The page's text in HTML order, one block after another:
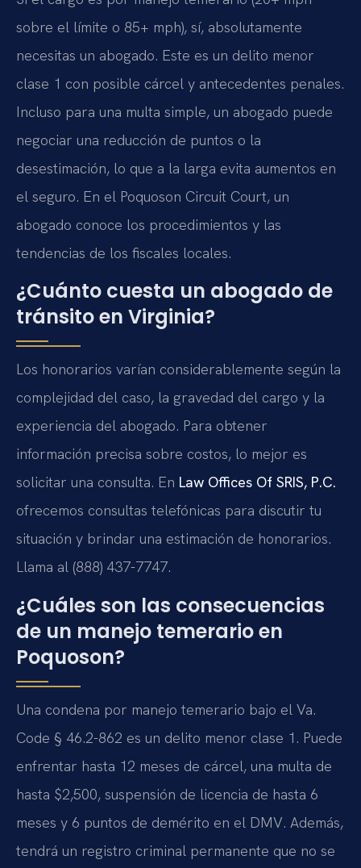
sobre el límite o 85+ mph), sí, absolutamente
necesitas un abogado. Este es un delito menor
clase 1 con posible cárcel y antecedentes penales.
Incluso para una multa simple, un abogado puede
negociar una reducción de puntos o la
desestimación, lo que a la larga evita aumentos en
el seguro. En el Poquoson Circuit Court, un
abogado conoce los procedimientos y las
tendencias de los fiscales locales.
¿Cuánto cuesta un abogado de
tránsito en Virginia?
Los honorarios varían considerablemente según la
complejidad del caso, la gravedad del cargo y la
experiencia del abogado. Para obtener
información precisa sobre costos, lo mejor es
solicitar una consulta. En Law Offices Of SRIS, P.C.
ofrecemos consultas telefónicas para discutir tu
situación y brindar una estimación de honorarios.
Llama al (888) 437-7747.
¿Cuáles son las consecuencias
de un manejo temerario en
Poquoson?
Una condena por manejo temerario bajo el Va.
Code § 46.2-862 es un delito menor clase 1. Puede
enfrentar hasta 12 meses de cárcel, una multa de
hasta $2,500, suspensión de licencia de hasta 6
meses y 6 puntos de demérito en el DMV. Además,
tendrá un registro criminal permanente que no se